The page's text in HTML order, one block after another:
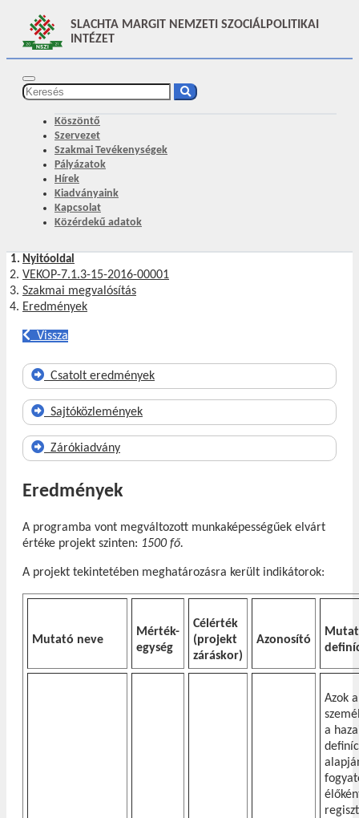
SLACHTA MARGIT NEMZETI SZOCIÁLPOLITIKAI
INTÉZET
Köszöntő
Szervezet
Szakmai Tevékenységek
Pályázatok
Hírek
Kiadványaink
Kapcsolat
Közérdekű adatok
Nyitóoldal
VEKOP-7.1.3-15-2016-00001
Szakmai megvalósítás
Eredmények
Vissza
Csatolt eredmények
Sajtóközlemények
Zárókiadvány
Eredmények
A programba vont megváltozott munkaképességűek elvárt
értéke projekt szinten: 1500 fő.
A projekt tekintetében meghatározásra került indikátorok:
Mutató neve
Mérték-
egység
Célérték
(projekt
záráskor)
Azonosító
Azok a
a